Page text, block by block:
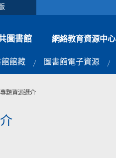
圖書館 網絡教育資源中心
館館藏 圖書館電子資源
專題資源選介